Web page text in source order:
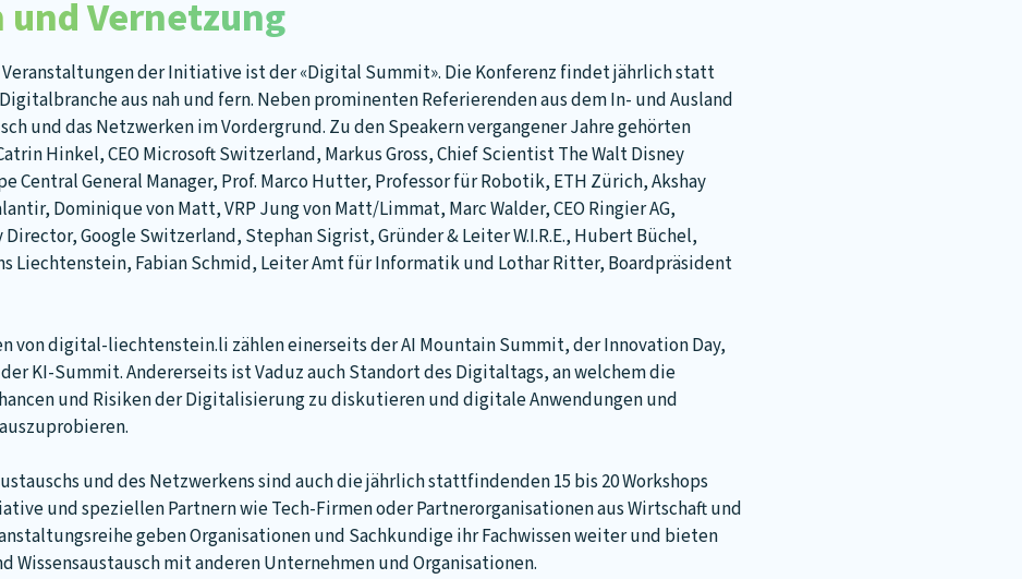
Vernetzung
Veranstaltungen der Initiative ist der «Digital Summit». Die Konferenz findet jährlich statt
aus nah und fern. Neben prominenten Referierenden aus dem In- und Ausland
und das Netzwerken im Vordergrund. Zu den Speakern vergangener Jahre gehörten
Hinkel, CEO Microsoft Switzerland, Markus Gross, Chief Scientist The Walt Disney
Central General Manager, Prof. Marco Hutter, Professor für Robotik, ETH Zürich, Akshay
Dominique von Matt, VRP Jung von Matt/Limmat, Marc Walder, CEO Ringier AG,
Google Switzerland, Stephan Sigrist, Gründer & Leiter W.I.R.E., Hubert Büchel,
Liechtenstein, Fabian Schmid, Leiter Amt für Informatik und Lothar Ritter, Boardpräsident
von digital-liechtenstein.li zählen einerseits der AI Mountain Summit, der Innovation Day,
KI-Summit. Andererseits ist Vaduz auch Standort des Digitaltags, an welchem die
und Risiken der Digitalisierung zu diskutieren und digitale Anwendungen und
und des Netzwerkens sind auch die jährlich stattfindenden 15 bis 20 Workshops
und speziellen Partnern wie Tech-Firmen oder Partnerorganisationen aus Wirtschaft und
geben Organisationen und Sachkundige ihr Fachwissen weiter und bieten
Wissensaustausch mit anderen Unternehmen und Organisationen.